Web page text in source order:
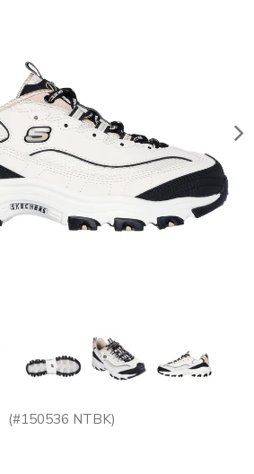
(#150536 NTBK)